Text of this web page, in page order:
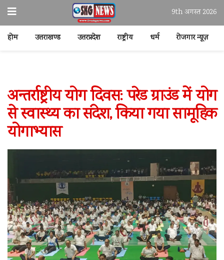
9th अगस्त 2026
होम उत्तराखण्ड उत्तरप्रदेश राष्ट्रीय धर्म रोजगार न्यूज़
अन्तर्राष्ट्रीय योग दिवस: परेड ग्राउंड में योग
से स्वास्थ्य का संदेश, किया गया सामूहिक
योगाभ्यास